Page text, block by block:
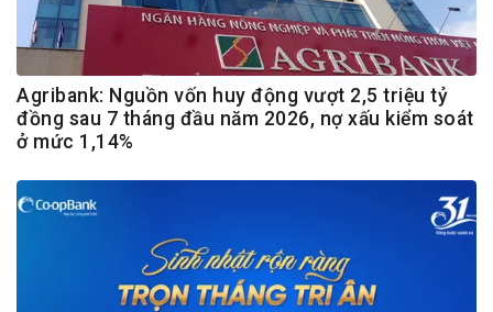
Agribank: Nguồn vốn huy động vượt 2,5 triệu tỷ
đồng sau 7 tháng đầu năm 2026, nợ xấu kiểm soát
ở mức 1,14%